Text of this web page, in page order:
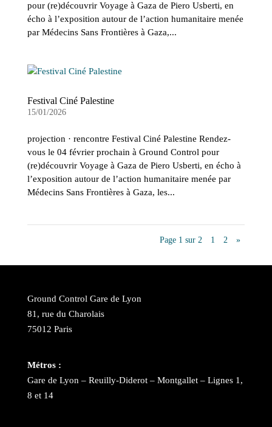
pour (re)découvrir Voyage à Gaza de Piero Usberti, en
écho à l’exposition autour de l’action humanitaire menée
par Médecins Sans Frontières à Gaza,...
Festival Ciné Palestine
15/01/2026
projection · rencontre Festival Ciné Palestine Rendez-
vous le 04 février prochain à Ground Control pour
(re)découvrir Voyage à Gaza de Piero Usberti, en écho à
l’exposition autour de l’action humanitaire menée par
Médecins Sans Frontières à Gaza, les...
Page 1 sur 2 1 2 »
Ground Control Gare de Lyon
81, rue du Charolais
75012 Paris
Métros :
Gare de Lyon – Reuilly-Diderot – Montgallet – Lignes 1,
8 et 14